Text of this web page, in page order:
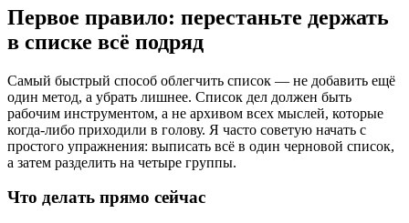
Первое правило: перестаньте держать
в списке всё подряд
Самый быстрый способ облегчить список — не добавить ещё
один метод, а убрать лишнее. Список дел должен быть
рабочим инструментом, а не архивом всех мыслей, которые
когда-либо приходили в голову. Я часто советую начать с
простого упражнения: выписать всё в один черновой список,
а затем разделить на четыре группы.
Что делать прямо сейчас